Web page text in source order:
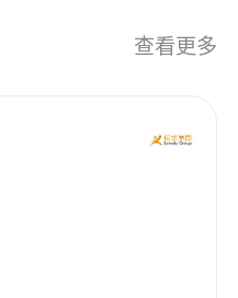
查看更多